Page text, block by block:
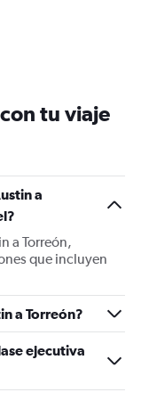
tu viaje
a
a Torreón,
que incluyen
a Torreón?
ejecutiva